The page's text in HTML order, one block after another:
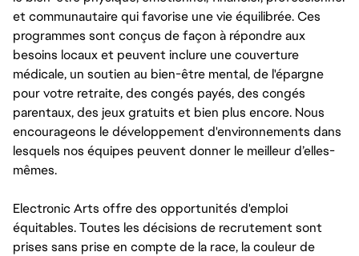
et communautaire qui favorise une vie équilibrée. Ces
programmes sont conçus de façon à répondre aux
besoins locaux et peuvent inclure une couverture
médicale, un soutien au bien-être mental, de l'épargne
pour votre retraite, des congés payés, des congés
parentaux, des jeux gratuits et bien plus encore. Nous
encourageons le développement d'environnements dans
lesquels nos équipes peuvent donner le meilleur d’elles-
mêmes.
Electronic Arts offre des opportunités d'emploi
équitables. Toutes les décisions de recrutement sont
prises sans prise en compte de la race, la couleur de